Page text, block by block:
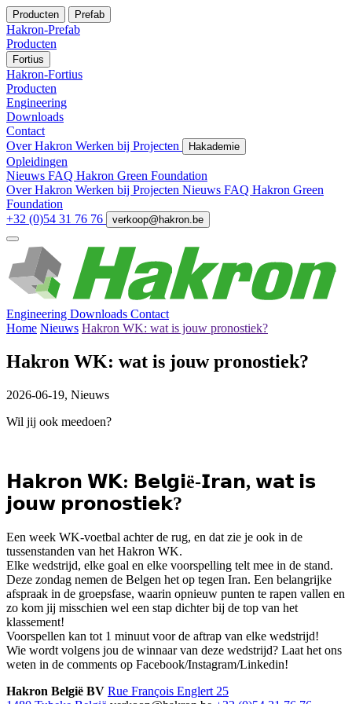
Producten Prefab
Hakron-Prefab
Producten
Fortius
Hakron-Fortius
Producten
Engineering
Downloads
Contact
Over Hakron Werken bij Projecten Hakademie
Opleidingen
Nieuws FAQ Hakron Green Foundation
Over Hakron Werken bij Projecten Nieuws FAQ Hakron Green
Foundation
+32 (0)54 31 76 76
verkoop@hakron.be
Engineering Downloads Contact
Home Nieuws Hakron WK: wat is jouw pronostiek?
Hakron WK: wat is jouw pronostiek?
2026-06-19, Nieuws
Wil jij ook meedoen?
𝗛𝗮𝗸𝗿𝗼𝗻 𝗪𝗞: 𝗕𝗲𝗹𝗴𝗶ë-𝗜𝗿𝗮𝗻, 𝘄𝗮𝘁 𝗶𝘀
𝗷𝗼𝘂𝘄 𝗽𝗿𝗼𝗻𝗼𝘀𝘁𝗶𝗲𝗸?
Een week WK-voetbal achter de rug, en dat zie je ook in de
tussenstanden van het Hakron WK.
Elke wedstrijd, elke goal en elke voorspelling telt mee in de stand.
Deze zondag nemen de Belgen het op tegen Iran. Een belangrijke
afspraak in de groepsfase, waarin opnieuw punten te rapen vallen en
zo kom jij misschien wel een stap dichter bij de top van het
klassement!
Voorspellen kan tot 1 minuut voor de aftrap van elke wedstrijd!
Wie wordt volgens jou de winnaar van deze wedstrijd? Laat het ons
weten in de comments op Facebook/Instagram/Linkedin!
Hakron België BV Rue François Englert 25